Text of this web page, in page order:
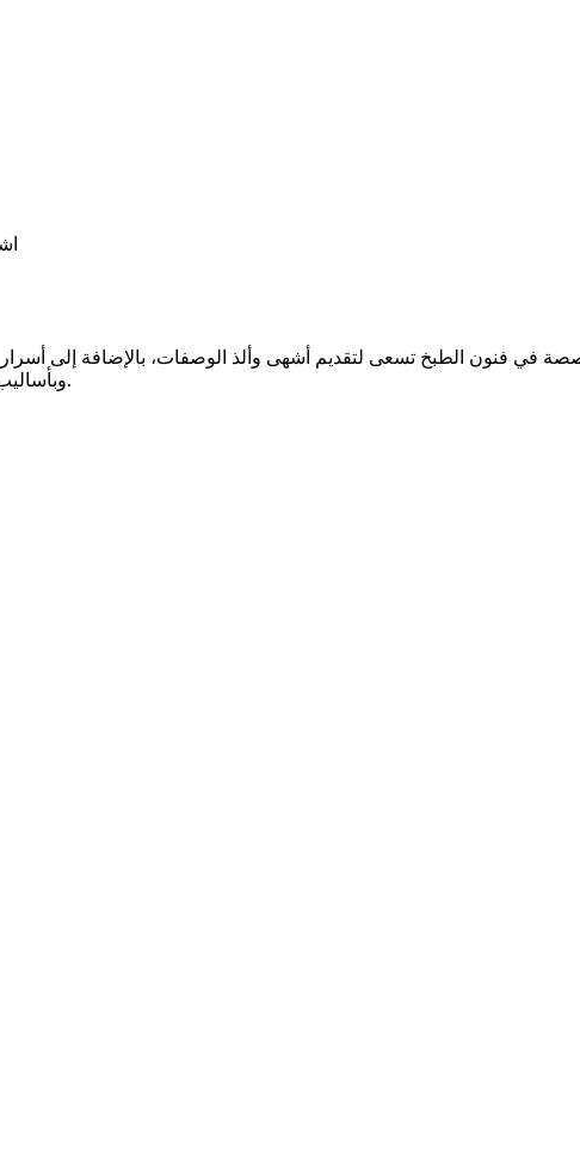
في فنون الطبخ تسعى لتقديم أشهى وألذ الوصفات، بالإضافة إلى
وبأساليب مبتكرة وجديدة. تم إطلاق قناتنا في شهر ديسمبر عام 2021.